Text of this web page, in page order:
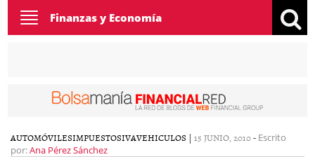
Toggle
navigation
Finanzas y Economía
AUTOMÓVILESIMPUESTOSIVAVEHICULOS | 15 JUNIO, 2010- Escrito
por:Ana Pérez Sánchez